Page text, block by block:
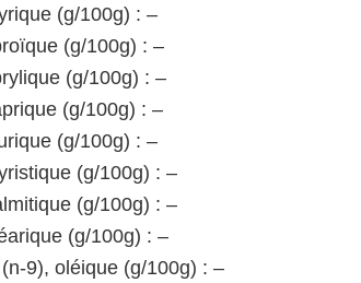
(g/100g) : –
(g/100g) : –
(g/100g) : –
(g/100g) : –
(g/100g) : –
(g/100g) : –
(g/100g) : –
(g/100g) : –
9), oléique (g/100g) : –